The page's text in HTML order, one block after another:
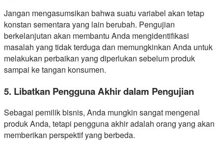
Jangan mengasumsikan bahwa suatu variabel akan tetap
konstan sementara yang lain berubah. Pengujian
berkelanjutan akan membantu Anda mengidentifikasi
masalah yang tidak terduga dan memungkinkan Anda untuk
melakukan perbaikan yang diperlukan sebelum produk
sampai ke tangan konsumen.
5. Libatkan Pengguna Akhir dalam Pengujian
Sebagai pemilik bisnis, Anda mungkin sangat mengenal
produk Anda, tetapi pengguna akhir adalah orang yang akan
memberikan perspektif yang berbeda.